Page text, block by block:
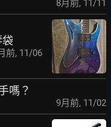
8月前, 11/11
前, 11/06
嗎？
9月前, 11/02